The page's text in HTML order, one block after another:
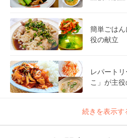
簡単ごは
役の献立
レパート
こ」が主
続きを表示す